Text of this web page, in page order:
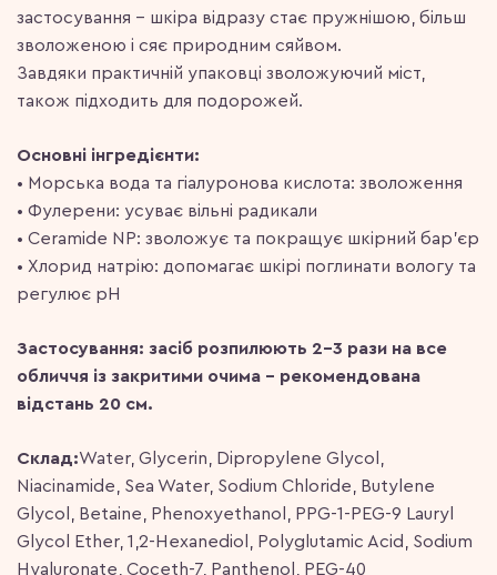
застосування – шкіра відразу стає пружнішою, більш
зволоженою і сяє природним сяйвом.
Завдяки практичній упаковці зволожуючий міст,
також підходить для подорожей.
Основні інгредієнти:
• Морська вода та гіалуронова кислота: зволоження
• Фулерени: усуває вільні радикали
• Ceramide NP: зволожує та покращує шкірний бар’єр
• Хлорид натрію: допомагає шкірі поглинати вологу та
регулює рН
Застосування: засіб розпилюють 2-3 рази на все
обличчя із закритими очима – рекомендована
відстань 20 см.
Склад:Water, Glycerin, Dipropylene Glycol,
Niacinamide, Sea Water, Sodium Chloride, Butylene
Glycol, Betaine, Phenoxyethanol, PPG-1-PEG-9 Lauryl
Glycol Ether, 1,2-Hexanediol, Polyglutamic Acid, Sodium
Hyaluronate, Coceth-7, Panthenol, PEG-40